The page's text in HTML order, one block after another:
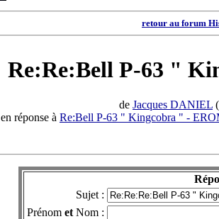
retour au forum
Re:Re:Bell P-63 "
de Jacques DANIEL
en réponse à Re:Bell P-63 " Kingcobra " -
Sujet :
Prénom et Nom :